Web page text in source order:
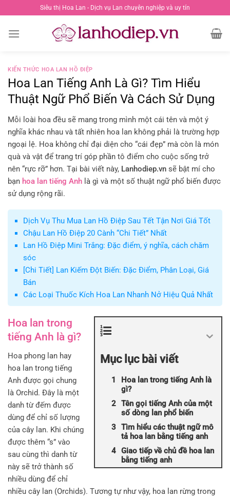
đến
nội
Siêu thị Hoa Lan - Dịch vụ Lan chuyên nghiệp và uy tín
KIẾN THỨC HOA LAN HỒ ĐIỆP
Hoa Lan Tiếng Anh Là Gì? Tìm Hiểu
Thuật Ngữ Phổ Biến Và Cách Sử Dụng
Mỗi loài hoa đều sẽ mang trong mình một cái tên và một ý
nghĩa khác nhau và tất nhiên hoa lan không phải là trường hợp
ngoại lệ. Hoa không chỉ đại diện cho “cái đẹp” mà còn là món
quà và vật để trang trí góp phần tô điểm cho cuộc sống trở
nên “rực rỡ” hơn. Tại bài viết này, Lanhodiep.vn sẽ bật mí cho
bạn hoa lan tiếng Anh là gì và một số thuật ngữ phổ biến được
sử dụng rộng rãi.
Dịch Vụ Thu Mua Lan Hồ Điệp Sau Tết Tận Nơi Giá Tốt
Chậu Lan Hồ Điệp 20 Cành “Chi Tiết” Nhất
Lan Hồ Điệp Mini Trắng: Đặc điểm, ý nghĩa, cách chăm
sóc
[Chi Tiết] Lan Kiếm Đột Biến: Đặc Điểm, Phân Loại, Giá
Bán
Các Loại Thuốc Kích Hoa Lan Nhanh Nở Hiệu Quả Nhất
Mục lục bài viết
Hoa lan trong tiếng Anh là
gì?
Tên gọi tiếng Anh của một
số dòng lan phổ biến
Tìm hiểu các thuật ngữ mô
tả hoa lan bằng tiếng anh
Giao tiếp về chủ đề hoa lan
bằng tiếng anh
Hoa lan trong
tiếng Anh là gì?
Hoa phong lan hay
hoa lan trong tiếng
Anh được gọi chung
là Orchid. Đây là một
danh từ đếm được
dùng để chỉ số lượng
của cây lan. Khi chúng
được thêm “s” vào
sau cùng thì danh từ
này sẽ trở thành số
nhiều dùng để chỉ
nhiều cây lan (Orchids). Tương tự như vậy, hoa lan rừng trong